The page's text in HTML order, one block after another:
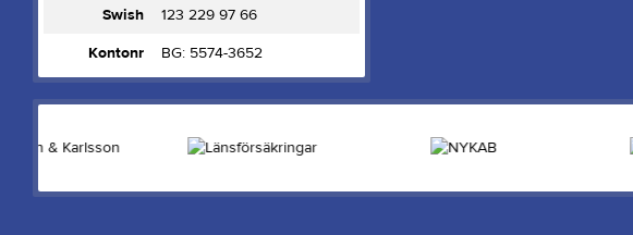
Swish
123 229 97 66
Kontonr
BG: 5574-3652